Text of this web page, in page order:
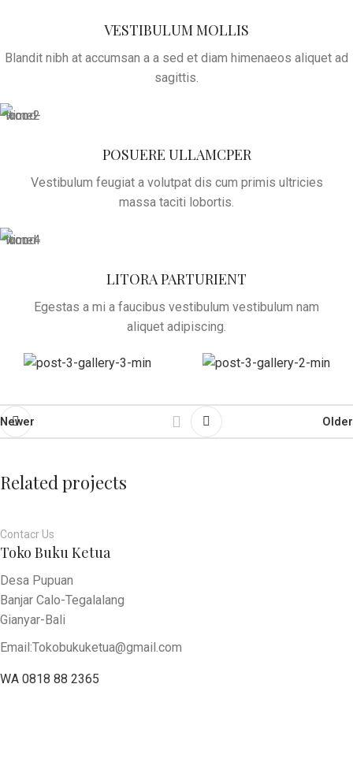
VESTIBULUM MOLLIS
Blandit nibh at accumsan a a sed et diam himenaeos aliquet ad
sagittis.
POSUERE ULLAMCPER
Vestibulum feugiat a volutpat dis cum primis ultricies
massa taciti lobortis.
LITORA PARTURIENT
Egestas a mi a faucibus vestibulum vestibulum nam
aliquet adipiscing.
Newer Older
Related projects
Contacr Us
Toko Buku Ketua
Desa Pupuan
Banjar Calo-Tegalalang
Gianyar-Bali
Email:Tokobukuketua@gmail.com
WA 0818 88 2365